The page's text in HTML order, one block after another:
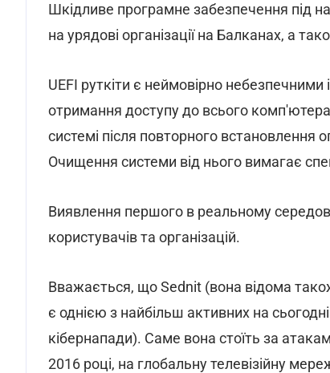
Шкідливе програмне забезпечення під
на урядові організації на Балканах, а
UEFI руткіти є неймовірно
отримання доступу до всього
системі після повторного встановлення
Очищення системи від нього вимагає
Виявлення першого в реальному
користувачів та організацій.
Вважається, що Sednit (вона відома
є однією з найбільш активних на
кібернапади). Саме вона стоїть за
2016 році, на глобальну телевізійну